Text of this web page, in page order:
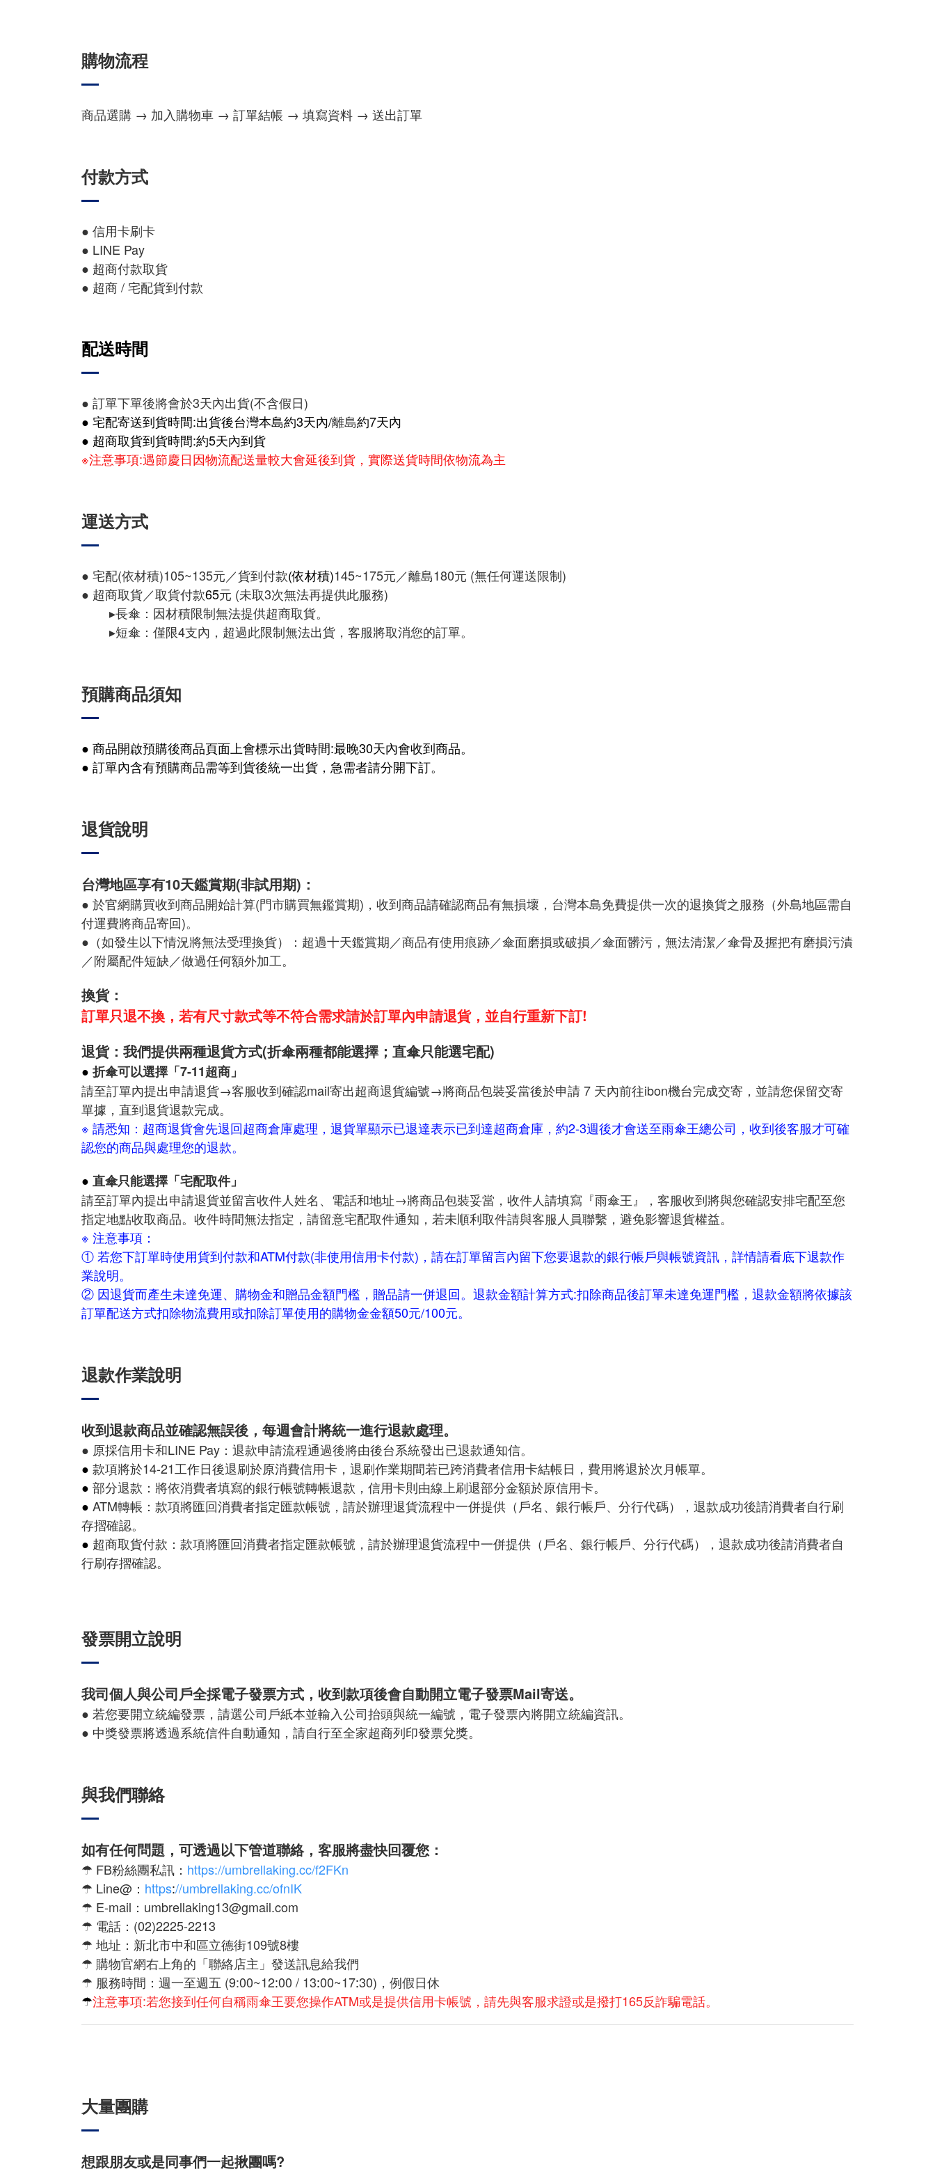
購物流程
商品選購 → 加入購物車 → 訂單結帳 → 填寫資料 → 送出訂單
付款方式
● 信用卡刷卡
● LINE Pay
● 超商付款取貨
● 超商 / 宅配貨到付款
配送時間
● 訂單下單後將會於3天內出貨(不含假日)
● 宅配寄送到貨時間:出貨後台灣本島約3天內/離島約7天內
● 超商取貨到貨時間:約5天內到貨
※注意事項:遇節慶日因物流配送量較大會延後到貨，實際送貨時間依物流為主
運送方式
● 宅配(依材積)105~135元／貨到付款(依材積)145~175元／離島180元 (無任何運送限制)
● 超商取貨／取貨付款65元 (未取3次無法再提供此服務)
▸長傘：因材積限制無法提供超商取貨。
▸短傘：僅限4支內，超過此限制無法出貨，客服將取消您的訂單。
預購商品須知
● 商品開啟預購後商品頁面上會標示出貨時間:最晚30天內會收到商品。
● 訂單內含有預購商品需等到貨後統一出貨，急需者請分開下訂。
退貨說明
台灣地區享有10天鑑賞期(非試用期)：
● 於官網購買收到商品開始計算(門市購買無鑑賞期)，收到商品請確認商品有無損壞，台灣本島免費提供一次的退換貨之服務（外島地區需自
付運費將商品寄回)。
●（如發生以下情況將無法受理換貨）：超過十天鑑賞期／商品有使用痕跡／傘面磨損或破損／傘面髒污，無法清潔／傘骨及握把有磨損污漬
／附屬配件短缺／做過任何額外加工。
換貨：
訂單只退不換，若有尺寸款式等不符合需求請於訂單內申請退貨，並自行重新下訂!
退貨：我們提供兩種退貨方式(折傘兩種都能選擇；直傘只能選宅配)
● 折傘可以選擇「7-11超商」
請至訂單內提出申請退貨→客服收到確認mail寄出超商退貨編號→將商品包裝妥當後於申請 7 天內前往ibon機台完成交寄，並請您保留交寄
單據，直到退貨退款完成。
※ 請悉知：超商退貨會先退回超商倉庫處理， 退貨單顯示已退達表示已到達超商倉庫， 約2-3週後才會送至雨傘王總公司，收到後客服才可確
認您的商品與處理您的退款。
● 直傘只能選擇「宅配取件」
請至訂單內提出申請退貨並留言收件人姓名、電話和地址→將商品包裝妥當，收件人請填寫『雨傘王』，客服收到將與您確認安排宅配至您
指定地點收取商品。收件時間無法指定，請留意宅配取件通知，若未順利取件請與客服人員聯繫，避免影響退貨權益。
※ 注意事項：
① 若您下訂單時使用貨到付款和ATM付款(非使用信用卡付款)，請在訂單留言內留下您要退款的銀行帳戶與帳號資訊，詳情請看底下退款作
業說明。
② 因退貨而產生未達免運、購物金和贈品金額門檻， 贈品請一併退回。退款金額計算方式:扣除商品後訂單未達免運門檻，退款金額將依據該
訂單配送方式扣除物流費用或扣除訂單使用的購物金金額50元/100元。
退款作業說明
收到退款商品並確認無誤後，每週會計將統一進行退款處理。
● 原採信用卡和LINE Pay：退款申請流程通過後將由後台系統發出已退款通知信。
● 款項將於14-21工作日後退刷於原消費信用卡，退刷作業期間若已跨消費者信用卡結帳日，費用將退於次月帳單。
● 部分退款：將依消費者填寫的銀行帳號轉帳退款，信用卡則由線上刷退部分金額於原信用卡。
● ATM轉帳：款項將匯回消費者指定匯款帳號，請於辦理退貨流程中一併提供（戶名、銀行帳戶、分行代碼），退款成功後請消費者自行刷
存摺確認。
● 超商取貨付款：款項將匯回消費者指定匯款帳號，請於辦理退貨流程中一併提供（戶名、銀行帳戶、分行代碼），退款成功後請消費者自
行刷存摺確認。
發票開立說明
我司個人與公司戶全採電子發票方式，收到款項後會自動開立電子發票Mail寄送。
● 若您要開立統編發票，請選公司戶紙本並輸入公司抬頭與統一編號，電子發票內將開立統編資訊。
● 中獎發票將透過系統信件自動通知，請自行至全家超商列印發票兌獎。
與我們聯絡
如有任何問題，可透過以下管道聯絡，客服將盡快回覆您：
☂ FB粉絲團私訊： https://umbrellaking.cc/f2FKn
☂ Line@： https://umbrellaking.cc/ofnIK
☂ E-mail：umbrellaking13@gmail.com
☂ 電話：(02)2225-2213
☂ 地址：新北市中和區立德街109號8樓
☂ 購物官網右上角的「聯絡店主」發送訊息給我們
☂ 服務時間：週一至週五 (9:00~12:00 / 13:00~17:30)，例假日休
☂注意事項:若您接到任何自稱雨傘王要您操作ATM或是提供信用卡帳號，請先與客服求證或是撥打165反詐騙電話。
大量團購
想跟朋友或是同事們一起揪團嗎?